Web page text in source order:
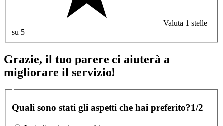
Valuta 1 stelle
su 5
Grazie, il tuo parere ci aiuterà a
migliorare il servizio!
Quali sono stati gli aspetti che hai preferito?1/2